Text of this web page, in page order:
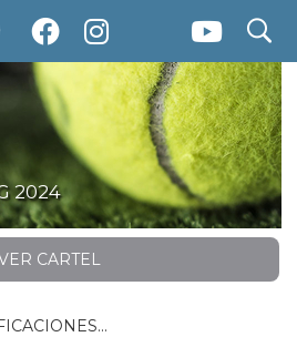
search
2024 - CORUÑA #3
2024
CARTEL